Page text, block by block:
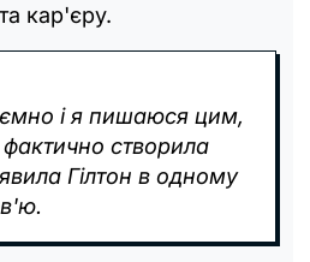
кар'єру.
і я пишаюся цим,
створила
Гілтон в одному